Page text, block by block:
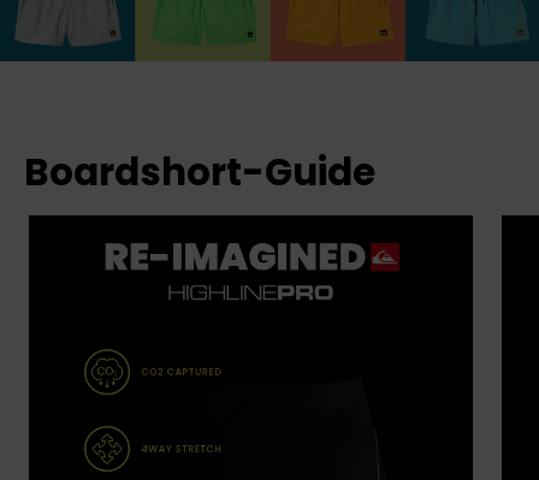
Boardshort-Guide